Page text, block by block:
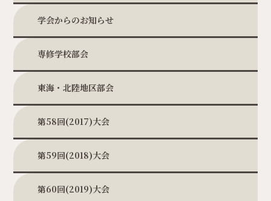
学会からのお知らせ
専修学校部会
東海・北陸地区部会
第58回(2017)大会
第59回(2018)大会
第60回(2019)大会